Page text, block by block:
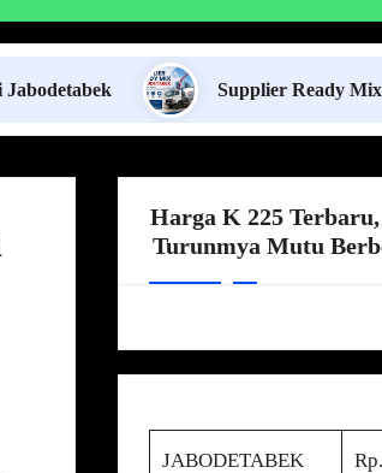
Supplier Ready Mix
Harga K 225
Turunmya Mutu
JABODETABEK